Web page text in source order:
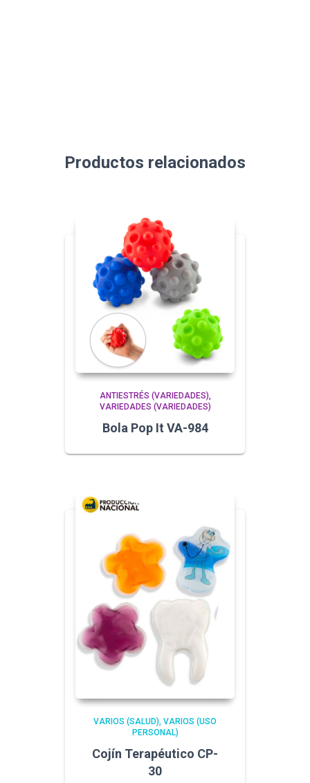
Productos relacionados
ANTIESTRÉS (VARIEDADES)
VARIEDADES (VARIEDADES)
Bola Pop It VA-984
VARIOS (SALUD) VARIOS (USO
PERSONAL)
Cojín Terapéutico CP-
30